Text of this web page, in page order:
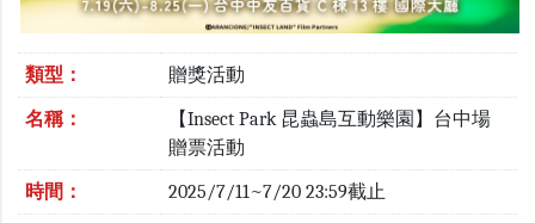
類型： 贈獎活動
名稱：
【Insect Park 昆蟲島互動樂園】台中場
贈票活動
時間： 2025/7/11~7/20 23:59截止